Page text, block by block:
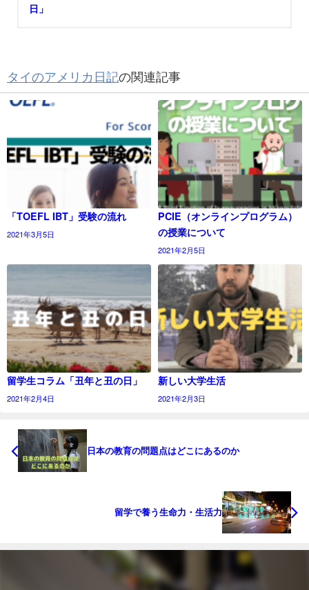
日」
タイのアメリカ日記の関連記事
「TOEFL IBT」受験の流れ
2021年3月5日
PCIE（オンラインプログラム）
の授業について
2021年2月5日
留学生コラム「丑年と丑の日」
2021年2月4日
新しい大学生活
2021年2月3日
日本の教育の問題点はどこにあるのか
留学で養う生命力・生活力